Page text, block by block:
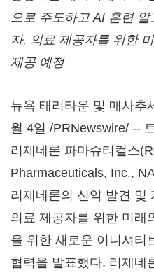
으로 주도하고 AI 훈련
자, 의료 제공자를 위한
제공 예정
뉴욕 태리타운 및 매사추
월 4일 /PRNewswire/ --
리제네론 파마슈티컬스
Pharmaceuticals, Inc.,
리제네론의 신약 발견 및
의료 제공자를 위한 미래
을 위한 새로운 이니셔티
협력을 발표했다. 리제네